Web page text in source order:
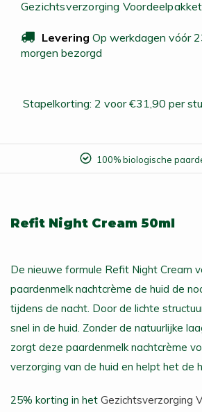
Gezichtsverzorging
Levering Op werkdagen vóór
morgen bezorgd
Stapelkorting: 2 voor €31,90 per
Werkdagen voor 23:59 uur besteld,
Refit Night Cream 50ml
De nieuwe formule Refit Night Cream
paardenmelk nachtcrème de huid de
tijdens de nacht. Door de lichte
snel in de huid. Zonder de natuurlijke
zorgt deze paardenmelk nachtcrème
verzorging van de huid en helpt het de
25% korting in het Gezichtsverzorging